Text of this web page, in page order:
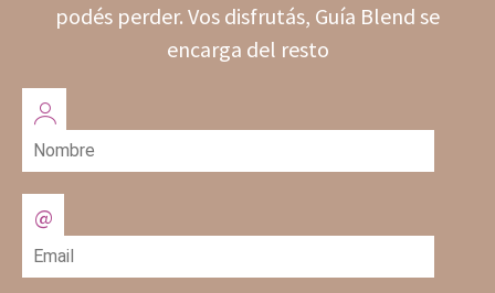
podés perder. Vos disfrutás, Guía Blend se
encarga del resto